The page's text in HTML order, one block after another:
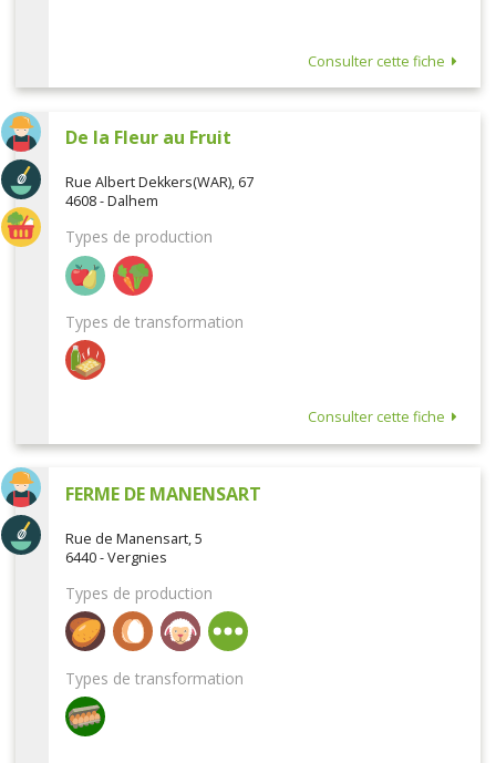
Consulter cette fiche
De la Fleur au Fruit
Rue Albert Dekkers(WAR), 67
4608 - Dalhem
Types de production
Types de transformation
Consulter cette fiche
FERME DE MANENSART
Rue de Manensart, 5
6440 - Vergnies
Types de production
Types de transformation